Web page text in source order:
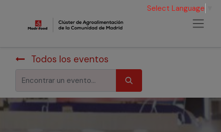
Todos los eventos
Select Language